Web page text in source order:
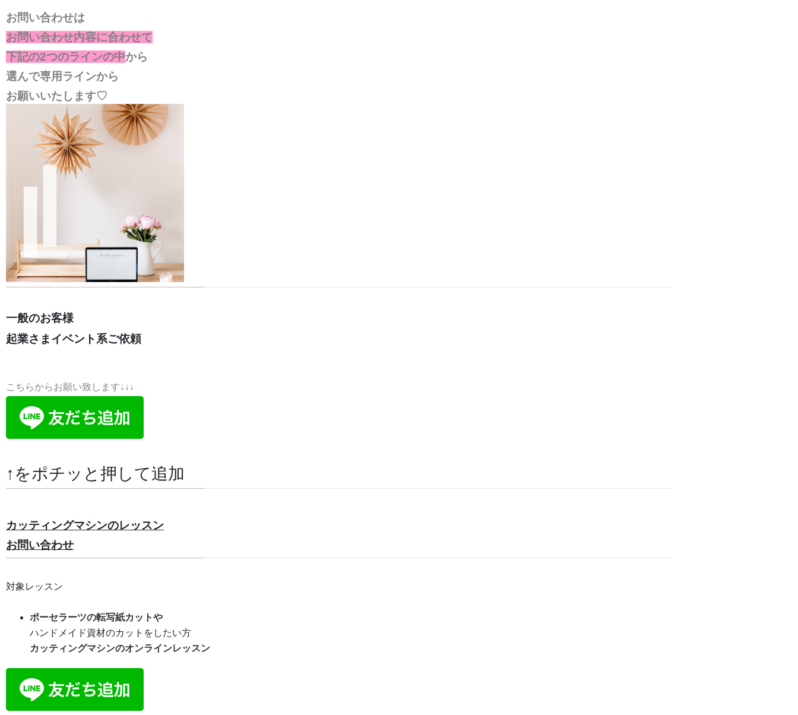
お問い合わせは
お問い合わせ内容に合わせて
下記の2つのラインの中から
選んで専用ラインから
お願いいたします♡
一般のお客様
起業さまイベント系ご依頼
こちらからお願い致します↓↓↓
↑をポチッと押して追加
カッティングマシンのレッスン
お問い合わせ
対象レッスン
ポーセラーツの転写紙カットや
ハンドメイド資材のカットをしたい方
カッティングマシンのオンラインレッスン